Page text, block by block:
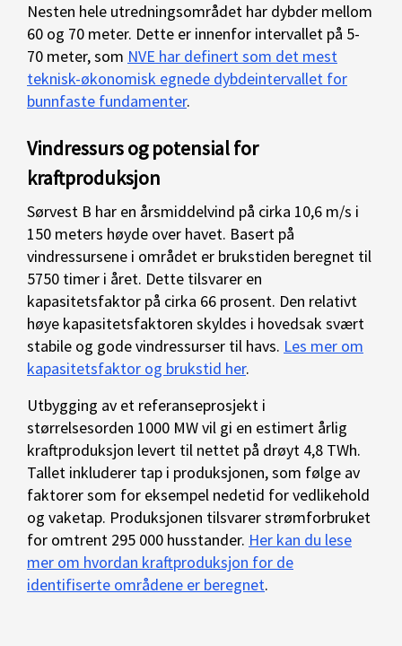
Nesten hele utredningsområdet har dybder mellom
60 og 70 meter. Dette er innenfor intervallet på 5-
70 meter, som NVE har definert som det mest
teknisk-økonomisk egnede dybdeintervallet for
bunnfaste fundamenter.
Vindressurs og potensial for
kraftproduksjon
Sørvest B har en årsmiddelvind på cirka 10,6 m/s i
150 meters høyde over havet. Basert på
vindressursene i området er brukstiden beregnet til
5750 timer i året. Dette tilsvarer en
kapasitetsfaktor på cirka 66 prosent. Den relativt
høye kapasitetsfaktoren skyldes i hovedsak svært
stabile og gode vindressurser til havs. Les mer om
kapasitetsfaktor og brukstid her.
Utbygging av et referanseprosjekt i
størrelsesorden 1000 MW vil gi en estimert årlig
kraftproduksjon levert til nettet på drøyt 4,8 TWh.
Tallet inkluderer tap i produksjonen, som følge av
faktorer som for eksempel nedetid for vedlikehold
og vaketap. Produksjonen tilsvarer strømforbruket
for omtrent 295 000 husstander. Her kan du lese
mer om hvordan kraftproduksjon for de
identifiserte områdene er beregnet.